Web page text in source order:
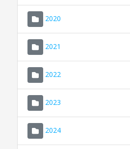
2020
2021
2022
2023
2024